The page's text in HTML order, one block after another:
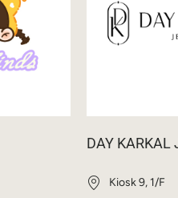
DAY KARKAL
Kiosk 9, 1/F